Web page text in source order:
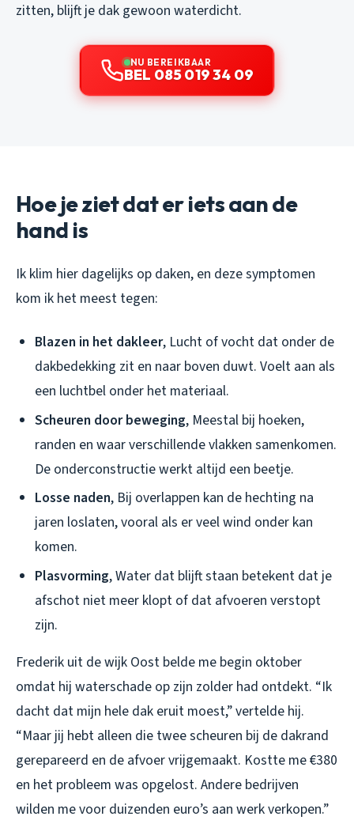
zitten, blijft je dak gewoon waterdicht.
NU BEREIKBAAR
BEL 085 019 34 09
Hoe je ziet dat er iets aan de
hand is
Ik klim hier dagelijks op daken, en deze symptomen
kom ik het meest tegen:
Blazen in het dakleer, Lucht of vocht dat onder de
dakbedekking zit en naar boven duwt. Voelt aan als
een luchtbel onder het materiaal.
Scheuren door beweging, Meestal bij hoeken,
randen en waar verschillende vlakken samenkomen.
De onderconstructie werkt altijd een beetje.
Losse naden, Bij overlappen kan de hechting na
jaren loslaten, vooral als er veel wind onder kan
komen.
Plasvorming, Water dat blijft staan betekent dat je
afschot niet meer klopt of dat afvoeren verstopt
zijn.
Frederik uit de wijk Oost belde me begin oktober
omdat hij waterschade op zijn zolder had ontdekt. “Ik
dacht dat mijn hele dak eruit moest,” vertelde hij.
“Maar jij hebt alleen die twee scheuren bij de dakrand
gerepareerd en de afvoer vrijgemaakt. Kostte me €380
en het probleem was opgelost. Andere bedrijven
wilden me voor duizenden euro’s aan werk verkopen.”